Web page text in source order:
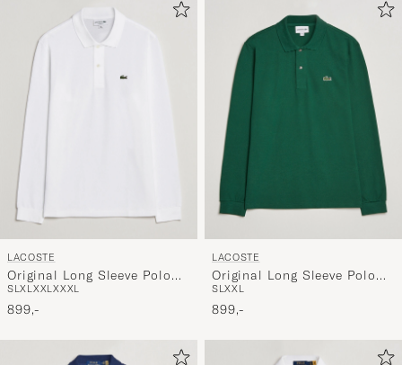
LACOSTE
Original Long Sleeve Polo
Piké White
SLXLXXLXXXL
899,-
LACOSTE
Original Long Sleeve Polo
Piké Green
SLXXL
899,-